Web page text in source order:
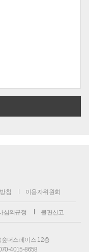
침 이용자위원회
심의규정 불편신고
더스페이스 12층
4015-8658